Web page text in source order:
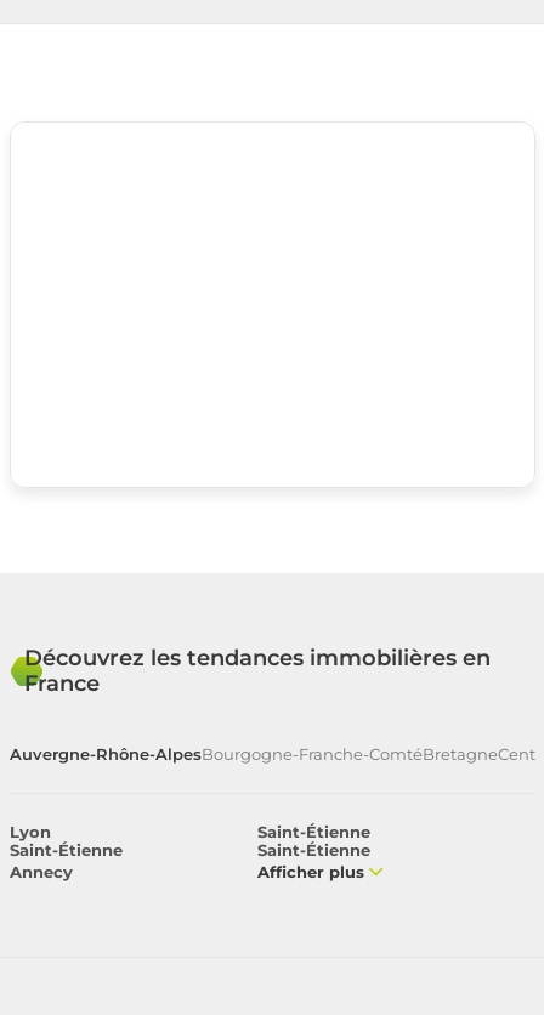
Découvrez les tendances immobilières en
France
Auvergne-Rhône-AlpesBourgogne-Franche-ComtéBretagne
Lyon
Saint-Étienne
Saint-Étienne
Saint-Étienne
Annecy
Afficher plus